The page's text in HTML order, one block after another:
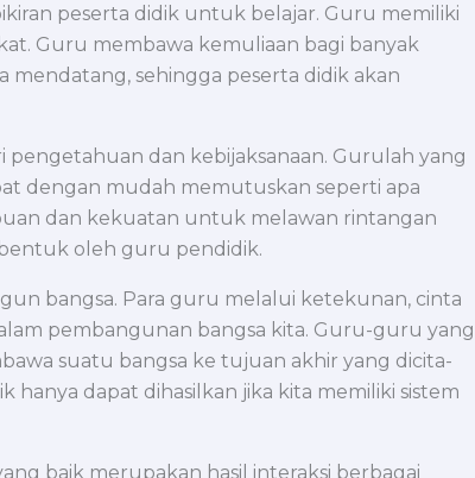
peserta didik untuk belajar. Guru memiliki
Guru membawa kemuliaan bagi banyak
sehingga peserta didik akan
dan kebijaksanaan. Gurulah yang
dengan mudah memutuskan seperti apa
dan kekuatan untuk melawan rintangan
oleh guru pendidik.
bangsa. Para guru melalui ketekunan, cinta
pembangunan bangsa kita. Guru-guru yang
suatu bangsa ke tujuan akhir yang dicita-
dapat dihasilkan jika kita memiliki sistem
baik merupakan hasil interaksi berbagai